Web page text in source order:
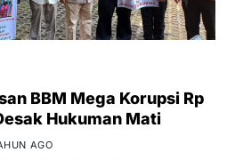
BBM Mega Korupsi Rp
Hukuman Mati
AGO